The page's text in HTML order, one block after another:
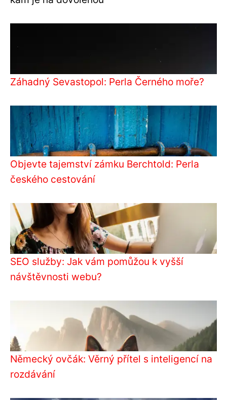
Záhadný Sevastopol: Perla Černého moře?
Objevte tajemství zámku Berchtold: Perla
českého cestování
SEO služby: Jak vám pomůžou k vyšší
návštěvnosti webu?
Německý ovčák: Věrný přítel s inteligencí na
rozdávání